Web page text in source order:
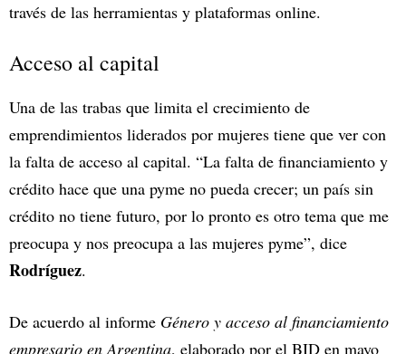
través de las herramientas y plataformas online.
Acceso al capital
Una de las trabas que limita el crecimiento de
emprendimientos liderados por mujeres tiene que ver con
la falta de acceso al capital. “La falta de financiamiento y
crédito hace que una pyme no pueda crecer; un país sin
crédito no tiene futuro, por lo pronto es otro tema que me
preocupa y nos preocupa a las mujeres pyme”, dice
Rodríguez.
De acuerdo al informe Género y acceso al financiamiento
empresario en Argentina, elaborado por el BID en mayo